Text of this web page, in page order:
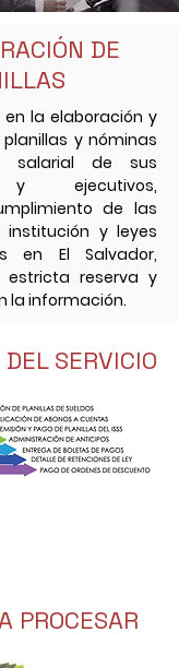
DE
en la elaboración y
y nóminas
salarial de sus
y ejecutivos,
de las
y leyes
en El Salvador,
estricta reserva y
la información.
SERVICIO
PROCESAR